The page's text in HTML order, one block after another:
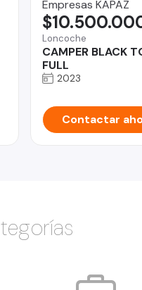
Empresas KAPAZ
Loncoche
CAMPER BLACK
FULL
2023
Contactar